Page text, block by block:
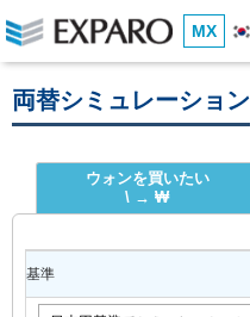
MX
両替シミュレーション
ウォンを買いたい
\ → ₩
基準